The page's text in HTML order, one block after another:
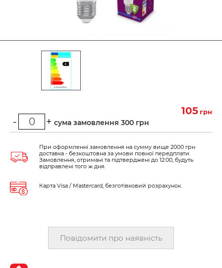
105 грн
Мінімальна сума замовлення 300 грн
- +
Повідомити про наявність
При оформленні замовлення на сумму вище 2000 грн
доставка - безкоштовна за умови повної передплати.
Замовлення, отримані та підтверджені до 12:00, будуть
відправлені того ж дня.
Карта Visa / Mastercard, безготівковий розрахунок.